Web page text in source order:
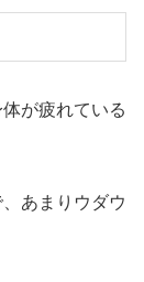
が疲れている
あまりウダウ